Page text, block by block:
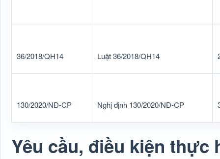
36/2018/QH14 Luật 36/2018/QH14
130/2020/NĐ-CP Nghị định 130/2020/NĐ-CP
Yêu cầu, điều kiện thực